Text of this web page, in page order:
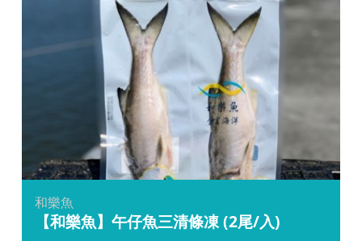
和樂魚
【和樂魚】午仔魚三清條凍 (2尾/入)